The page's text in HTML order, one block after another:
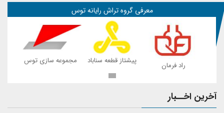
معرفی گروه تراش رایانه توس
مجموعه سازی توس پیشتاز قطعه سناباد راد فرمان
آخرین اخــبار